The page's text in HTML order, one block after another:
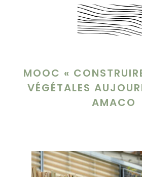
MOOC «
VÉGÉTALES
AMACO